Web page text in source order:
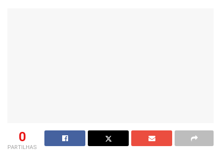
0
PARTILHAS